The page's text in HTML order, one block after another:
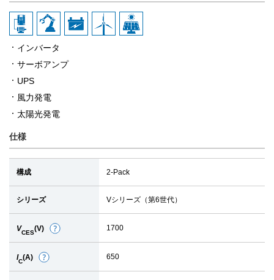
インバータ
サーボアンプ
UPS
風力発電
太陽光発電
仕様
構成 2-Pack
シリーズ Vシリーズ（第6世代）
VCES(V)
詳
細
1700
IC(A)
詳
細
650